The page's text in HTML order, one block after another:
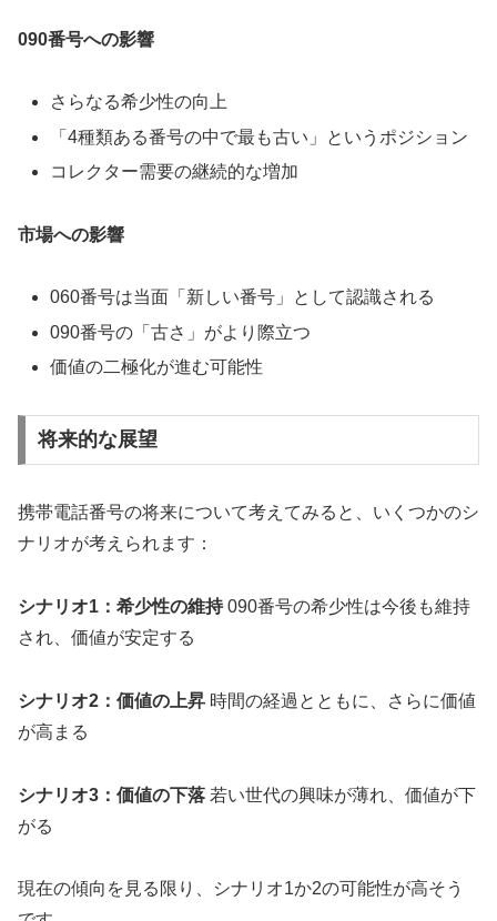
090番号への影響
さらなる希少性の向上
「4種類ある番号の中で最も古い」というポジション
コレクター需要の継続的な増加
市場への影響
060番号は当面「新しい番号」として認識される
090番号の「古さ」がより際立つ
価値の二極化が進む可能性
将来的な展望
携帯電話番号の将来について考えてみると、いくつかのシ
ナリオが考えられます：
シナリオ1：希少性の維持090番号の希少性は今後も維持
され、価値が安定する
シナリオ2：価値の上昇 時間の経過とともに、さらに価値
が高まる
シナリオ3：価値の下落 若い世代の興味が薄れ、価値が下
がる
現在の傾向を見る限り、シナリオ1か2の可能性が高そう